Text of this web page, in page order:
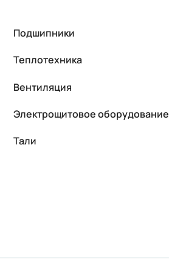
Подшипники
Теплотехника
Вентиляция
Электрощитовое оборудование
Тали